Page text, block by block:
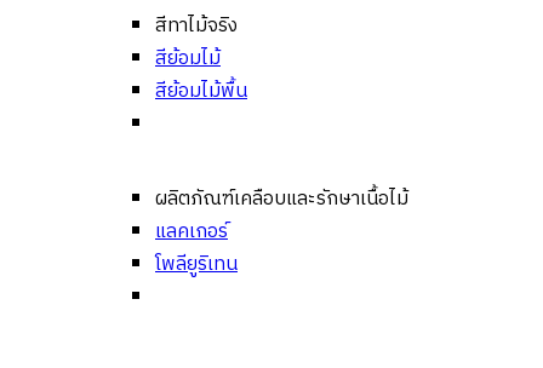
สีทาไม้จริง
สีย้อมไม้
สีย้อมไม้พื้น
ผลิตภัณฑ์เคลือบและรักษาเนื้อไม้
แลคเกอร์
โพลียูริเทน